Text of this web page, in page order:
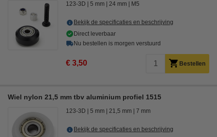
123-3D 5 mm 24 mm M5
Bekijk de specificaties en beschrijving
Direct leverbaar
Nu bestellen is morgen verstuurd
€ 3,50 Bestellen
Wiel nylon 21,5 mm tbv aluminium profiel 1515
123-3D 5 mm 21,5 mm 7 mm
Bekijk de specificaties en beschrijving